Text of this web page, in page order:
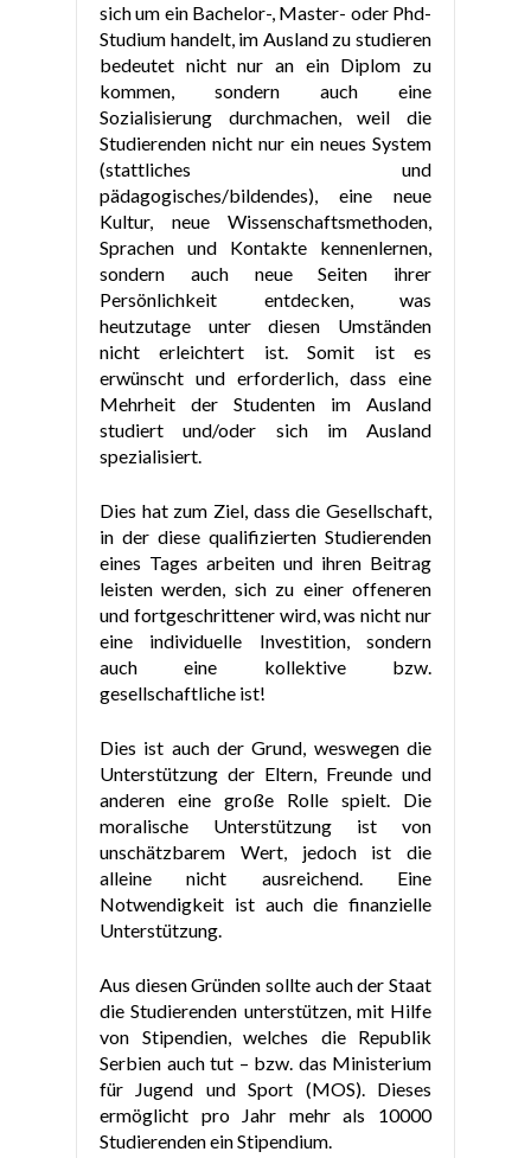
sich um ein Bachelor-, Master- oder Phd-
Studium handelt, im Ausland zu studieren
bedeutet nicht nur an ein Diplom zu
kommen, sondern auch eine
Sozialisierung durchmachen, weil die
Studierenden nicht nur ein neues System
(stattliches und
pädagogisches/bildendes), eine neue
Kultur, neue Wissenschaftsmethoden,
Sprachen und Kontakte kennenlernen,
sondern auch neue Seiten ihrer
Persönlichkeit entdecken, was
heutzutage unter diesen Umständen
nicht erleichtert ist. Somit ist es
erwünscht und erforderlich, dass eine
Mehrheit der Studenten im Ausland
studiert und/oder sich im Ausland
spezialisiert.
Dies hat zum Ziel, dass die Gesellschaft,
in der diese qualifizierten Studierenden
eines Tages arbeiten und ihren Beitrag
leisten werden, sich zu einer offeneren
und fortgeschrittener wird, was nicht nur
eine individuelle Investition, sondern
auch eine kollektive bzw.
gesellschaftliche ist!
Dies ist auch der Grund, weswegen die
Unterstützung der Eltern, Freunde und
anderen eine große Rolle spielt. Die
moralische Unterstützung ist von
unschätzbarem Wert, jedoch ist die
alleine nicht ausreichend. Eine
Notwendigkeit ist auch die finanzielle
Unterstützung.
Aus diesen Gründen sollte auch der Staat
die Studierenden unterstützen, mit Hilfe
von Stipendien, welches die Republik
Serbien auch tut – bzw. das Ministerium
für Jugend und Sport (MOS). Dieses
ermöglicht pro Jahr mehr als 10000
Studierenden ein Stipendium.